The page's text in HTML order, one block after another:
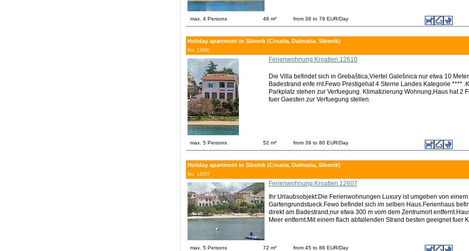
max. 4 Persons 48 m² from 38 to 79 EUR/Day
Holiday apartment in Sibenik (Croatia, Dalmatia, Sibenik)
No. 13060
Ferienwohnung Kroatien 12610
Die Villa befindet sich in Grebaštica,Viertel Galešnica nur etwa 10
Badestrand enfe rnt.Fewo Prestigehat 4 Sterne Landes Kategorie ****
Parkplatz stehen zur Verfuegung. Klimatizierung Wohnung,Haus hat 2
fuer Gaesten zur Verfuegung stellen.
max. 5 Persons 52 m² from 39 to 80 EUR/Day
Holiday apartment in Sibenik (Croatia, Dalmatia, Sibenik)
No. 13057
Ferienwohnung Kroatien 12607
Ihr Urlaubsobjekt:Die Ferienwohnungen Luxury ist umgeben von einem
Gartengrundstueck.Fewo befindet sich im selben Haus.Ferienhaus
direkt am Badestrand,nur etwa 300 m vom dem Zentrumort
Meer entfernt.Mit einem flach abfallenden Strand besten geeignet fuer K
max. 5 Persons 72 m² from 45 to 88 EUR/Day